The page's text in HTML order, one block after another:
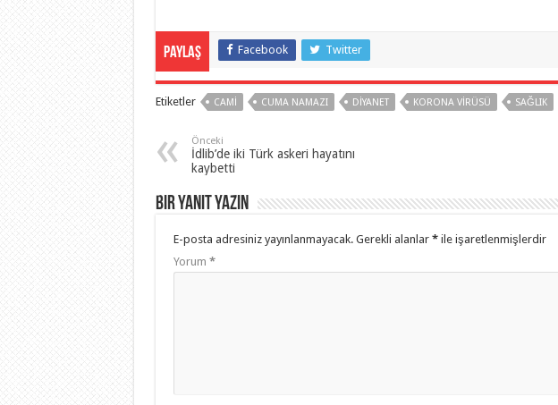
Paylaş Facebook Twitter
Etiketler CAMI CUMA NAMAZI DIYANET KORONA VIRÜSÜ SAĞLIK
Önceki
İdlib’de iki Türk askeri hayatını
kaybetti
Bir yanıt yazın
E-posta adresiniz yayınlanmayacak. Gerekli alanlar *ile işaretlenmişlerdir
Yorum *